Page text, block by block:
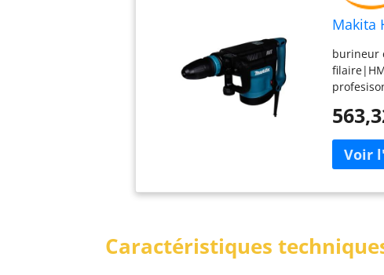
Makita
burineur
Caractéristiques